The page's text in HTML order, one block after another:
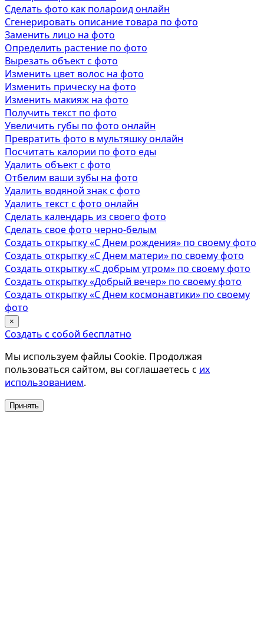
Сделать фото как полароид онлайн
Сгенерировать описание товара по фото
Заменить лицо на фото
Определить растение по фото
Вырезать объект с фото
Изменить цвет волос на фото
Изменить прическу на фото
Изменить макияж на фото
Получить текст по фото
Увеличить губы по фото онлайн
Превратить фото в мультяшку онлайн
Посчитать калории по фото еды
Удалить объект с фото
Отбелим ваши зубы на фото
Удалить водяной знак с фото
Удалить текст с фото онлайн
Сделать календарь из своего фото
Сделать свое фото черно-белым
Создать открытку «С Днем рождения» по своему фото
Создать открытку «С Днем матери» по своему фото
Создать открытку «С добрым утром» по своему фото
Создать открытку «Добрый вечер» по своему фото
Создать открытку «С Днем космонавтики» по своему
фото
×
Создать с собой бесплатно
Мы используем файлы Cookie. Продолжая
пользоваться сайтом, вы соглашаетесь с их
использованием.
Принять